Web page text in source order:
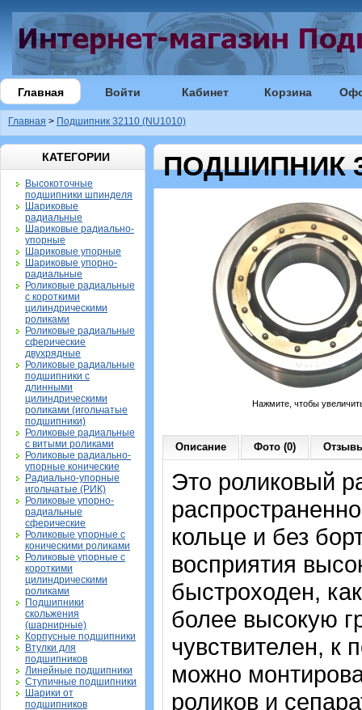
Главная Войти Кабинет Корзина
Главная > Подшипник 32110 (NU1010)
КАТЕГОРИИ
Высокоточные
подшипники шпинделя
Шариковые
радиальные
Шариковые радиально-
упорные
Шариковые упорные
Шариковые упорно-
радиальные
Роликовые радиальные
с короткими
цилиндрическими
роликами
Роликовые радиальные
сферические
двухрядные
Роликовые радиальные
подшипники с
длинными
цилиндрическими
роликами (игольчатые
подшипники)
Роликовые радиальные
с витыми роликами
Роликовые радиально-
упорные конические
Радиально-упорные
игольчатые (РИК)
Роликовые упорно-
радиальные
сферические
Роликовые упорные с
коническими роликами
Роликовые упорные с
короткими
цилиндрическими
роликами
Подшипники
скольжения
(шарнирные)
Корпусные подшипники
Втулки для
подшипников
Линейные подшипники
Ступичные подшипники
Шарики от
подшипников
ПОДШИПНИК
Нажмите, чтобы
Описание Фото (0)
Это роликовый
кольце и без
восприятия
быстроходен,
более высокую
чувствителен, к
можно
роликов и